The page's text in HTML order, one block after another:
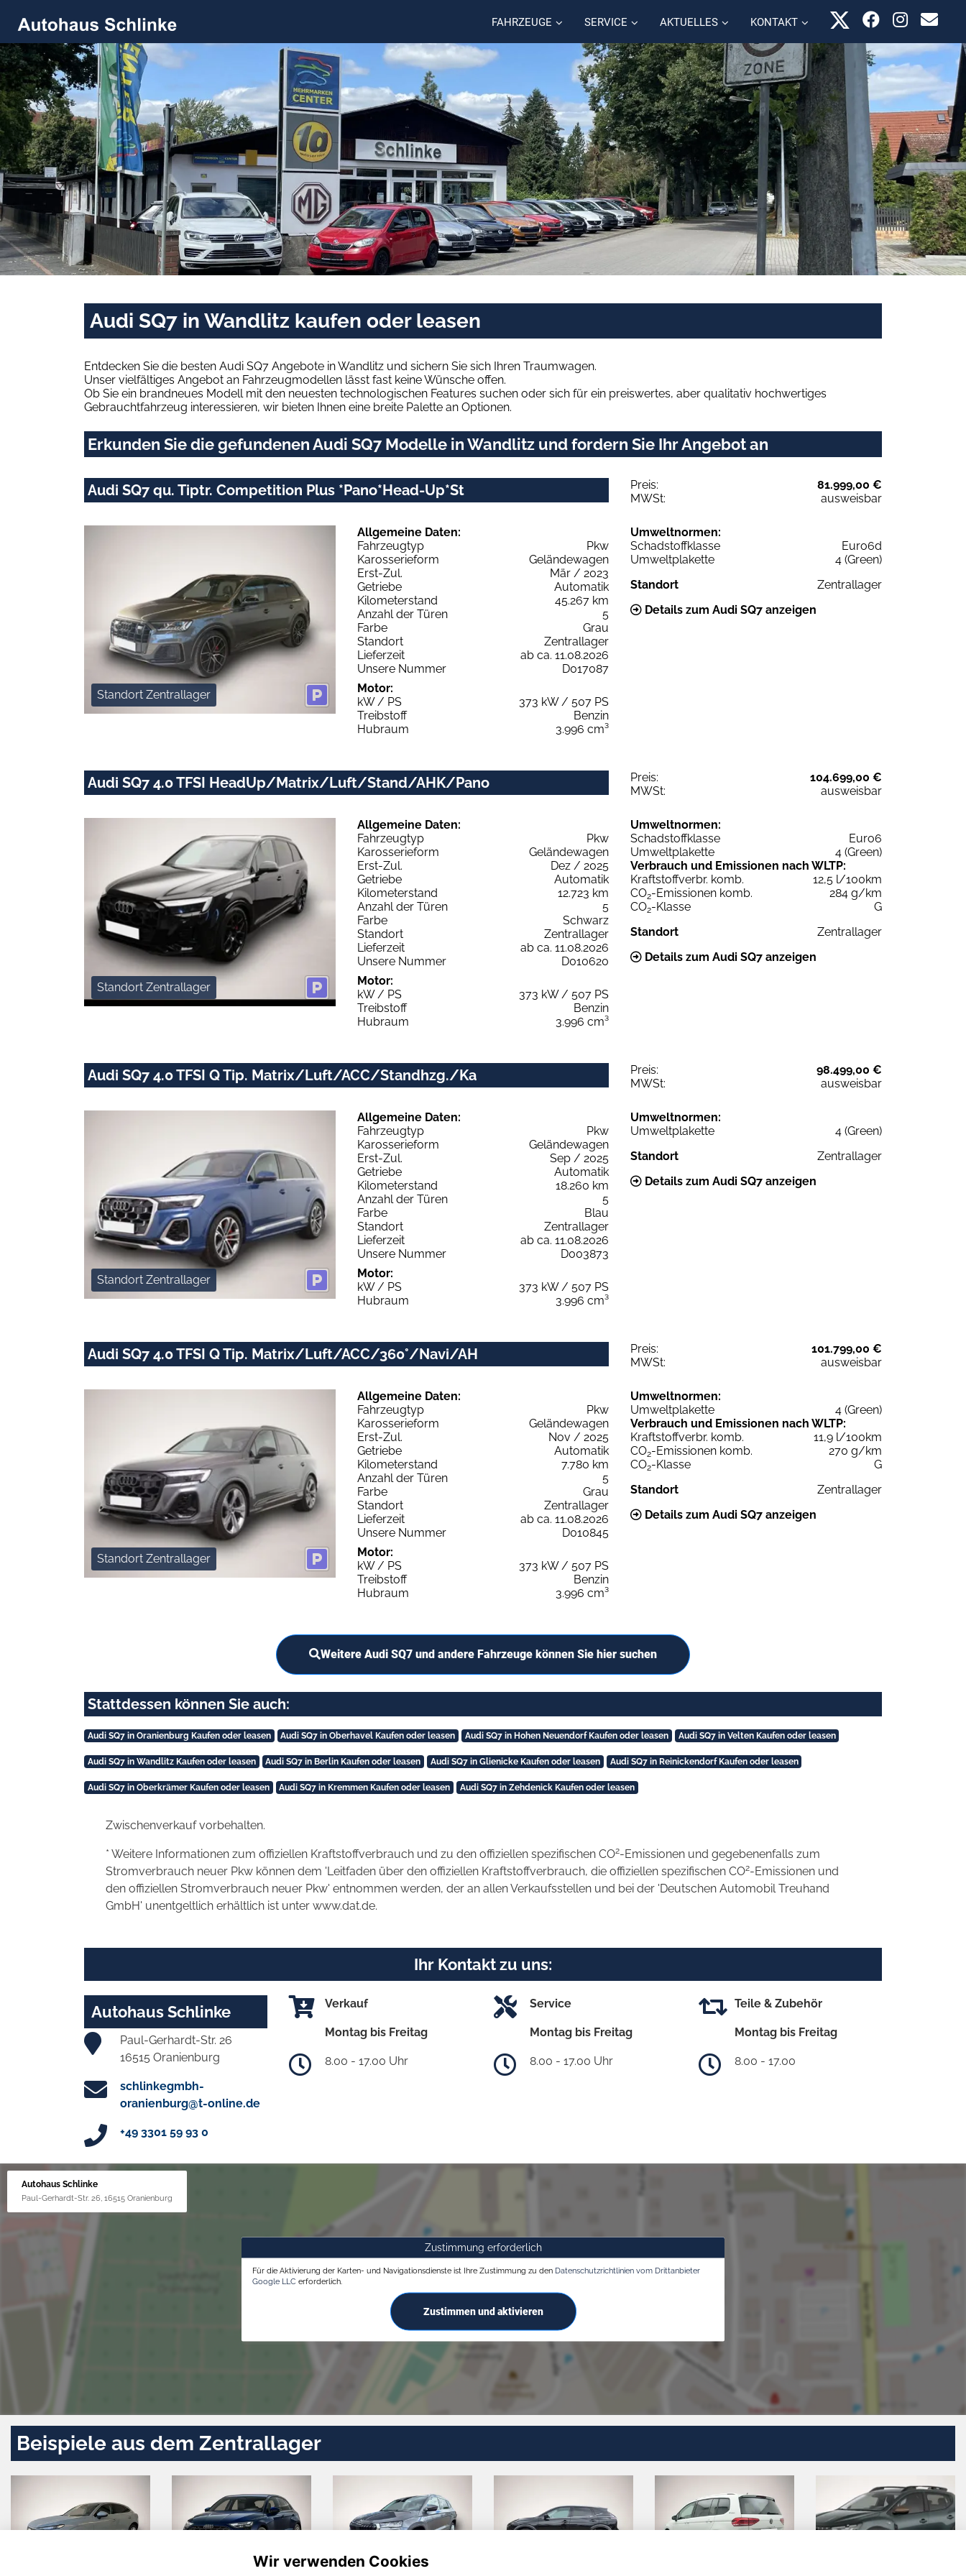
FAHRZEUGE SERVICE AKTUELLES KONTAKT
Audi SQ7 in Wandlitz kaufen oder leasen
Entdecken Sie die besten Audi SQ7 Angebote in Wandlitz und sichern Sie sich Ihren Traumwagen.
Unser vielfältiges Angebot an Fahrzeugmodellen lässt fast keine Wünsche offen.
Ob Sie ein brandneues Modell mit den neuesten technologischen Features suchen oder sich für ein preiswertes, aber qualitativ hochwertiges
Gebrauchtfahrzeug interessieren, wir bieten Ihnen eine breite Palette an Optionen.
Erkunden Sie die gefundenen Audi SQ7 Modelle in Wandlitz und fordern Sie Ihr Angebot an
Audi SQ7 qu. Tiptr. Competition Plus *Pano*Head-Up*St Preis:
81.999,00 €
MWSt:
ausweisbar
Standort Zentrallager
Allgemeine Daten:
Fahrzeugtyp
Pkw
Karosserieform
Geländewagen
Erst-Zul.
Mär / 2023
Getriebe
Automatik
Kilometerstand
45.267 km
Anzahl der Türen
5
Farbe
Grau
Standort
Zentrallager
Lieferzeit
ab ca. 11.08.2026
Unsere Nummer
D017087
Motor:
kW / PS
373 kW / 507 PS
Treibstoff
Benzin
Hubraum
3.996 cm³
Umweltnormen:
Schadstoffklasse
Euro6d
Umweltplakette
4 (Green)
Standort
Zentrallager
Details zum Audi SQ7 anzeigen
Audi SQ7 4.0 TFSI HeadUp/Matrix/Luft/Stand/AHK/Pano Preis:
104.699,00 €
MWSt:
ausweisbar
Standort Zentrallager
Allgemeine Daten:
Fahrzeugtyp
Pkw
Karosserieform
Geländewagen
Erst-Zul.
Dez / 2025
Getriebe
Automatik
Kilometerstand
12.723 km
Anzahl der Türen
5
Farbe
Schwarz
Standort
Zentrallager
Lieferzeit
ab ca. 11.08.2026
Unsere Nummer
D010620
Motor:
kW / PS
373 kW / 507 PS
Treibstoff
Benzin
Hubraum
3.996 cm³
Umweltnormen:
Schadstoffklasse
Euro6
Umweltplakette
4 (Green)
Verbrauch und Emissionen nach WLTP:
Kraftstoffverbr. komb.
12,5 l/100km
CO2-Emissionen komb.
284 g/km
CO2-Klasse
G
Standort
Zentrallager
Details zum Audi SQ7 anzeigen
Audi SQ7 4.0 TFSI Q Tip. Matrix/Luft/ACC/Standhzg./Ka Preis:
98.499,00 €
MWSt:
ausweisbar
Standort Zentrallager
Allgemeine Daten:
Fahrzeugtyp
Pkw
Karosserieform
Geländewagen
Erst-Zul.
Sep / 2025
Getriebe
Automatik
Kilometerstand
18.260 km
Anzahl der Türen
5
Farbe
Blau
Standort
Zentrallager
Lieferzeit
ab ca. 11.08.2026
Unsere Nummer
D003873
Motor:
kW / PS
373 kW / 507 PS
Hubraum
3.996 cm³
Umweltnormen:
Umweltplakette
4 (Green)
Standort
Zentrallager
Details zum Audi SQ7 anzeigen
Audi SQ7 4.0 TFSI Q Tip. Matrix/Luft/ACC/360°/Navi/AH Preis:
101.799,00 €
MWSt:
ausweisbar
Standort Zentrallager
Allgemeine Daten:
Fahrzeugtyp
Pkw
Karosserieform
Geländewagen
Erst-Zul.
Nov / 2025
Getriebe
Automatik
Kilometerstand
7.780 km
Anzahl der Türen
5
Farbe
Grau
Standort
Zentrallager
Lieferzeit
ab ca. 11.08.2026
Unsere Nummer
D010845
Motor:
kW / PS
373 kW / 507 PS
Treibstoff
Benzin
Hubraum
3.996 cm³
Umweltnormen:
Umweltplakette
4 (Green)
Verbrauch und Emissionen nach WLTP:
Kraftstoffverbr. komb.
11,9 l/100km
CO2-Emissionen komb.
270 g/km
CO2-Klasse
G
Standort
Zentrallager
Details zum Audi SQ7 anzeigen
Weitere Audi SQ7 und andere Fahrzeuge können Sie hier suchen
Stattdessen können Sie auch:
Audi SQ7 in Oranienburg Kaufen oder leasen Audi SQ7 in Oberhavel Kaufen oder leasen Audi SQ7 in Hohen Neuendorf Kaufen oder leasen Audi SQ7 in Velten Kaufen oder leasen
Audi SQ7 in Wandlitz Kaufen oder leasen Audi SQ7 in Berlin Kaufen oder leasen Audi SQ7 in Glienicke Kaufen oder leasen Audi SQ7 in Reinickendorf Kaufen oder leasen
Audi SQ7 in Oberkrämer Kaufen oder leasen Audi SQ7 in Kremmen Kaufen oder leasen Audi SQ7 in Zehdenick Kaufen oder leasen
Zwischenverkauf vorbehalten.
* Weitere Informationen zum offiziellen Kraftstoffverbrauch und zu den offiziellen spezifischen CO2-Emissionen und gegebenenfalls zum
Stromverbrauch neuer Pkw können dem 'Leitfaden über den offiziellen Kraftstoffverbrauch, die offiziellen spezifischen CO2-Emissionen und
den offiziellen Stromverbrauch neuer Pkw' entnommen werden, der an allen Verkaufsstellen und bei der 'Deutschen Automobil Treuhand
GmbH' unentgeltlich erhältlich ist unter www.dat.de.
Ihr Kontakt zu uns:
Autohaus Schlinke
Paul-Gerhardt-Str. 26
16515 Oranienburg
schlinkegmbh-
oranienburg@t-online.de
+49 3301 59 93 0
Verkauf
Montag bis Freitag
8.00 - 17.00 Uhr
Service
Montag bis Freitag
8.00 - 17.00 Uhr
Teile & Zubehör
Montag bis Freitag
8.00 - 17.00
Autohaus Schlinke
Paul-Gerhardt-Str. 26, 16515 Oranienburg
Zustimmung erforderlich
Für die Aktivierung der Karten- und Navigationsdienste ist Ihre Zustimmung zu den Datenschutzrichtlinien vom Drittanbieter
Google LLC erforderlich.
Zustimmen und aktivieren
Beispiele aus dem Zentrallager
Wir verwenden Cookies